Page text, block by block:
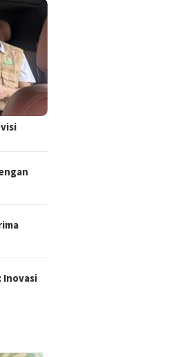
Inovasi